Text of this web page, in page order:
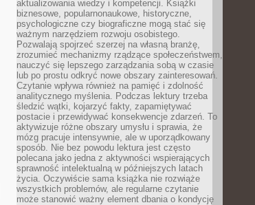
aktualizowania wiedzy i kompetencji. Książki
biznesowe, popularnonaukowe, historyczne,
psychologiczne czy biograficzne mogą stać się
ważnym narzędziem rozwoju osobistego.
Pozwalają spojrzeć szerzej na własną branżę,
zrozumieć mechanizmy rządzące społeczeństwem,
nauczyć się lepszego zarządzania sobą w czasie
lub po prostu odkryć nowe obszary zainteresowań.
Czytanie wpływa również na pamięć i zdolność
analitycznego myślenia. Podczas lektury trzeba
śledzić wątki, kojarzyć fakty, zapamiętywać
postacie i przewidywać konsekwencje zdarzeń. To
aktywizuje różne obszary umysłu i sprawia, że
mózg pracuje intensywnie, ale w uporządkowany
sposób. Nie bez powodu lektura jest często
polecana jako jedna z aktywności wspierających
sprawność intelektualną w późniejszych latach
życia. Oczywiście sama książka nie rozwiąże
wszystkich problemów, ale regularne czytanie
może stanowić ważny element dbania o kondycję